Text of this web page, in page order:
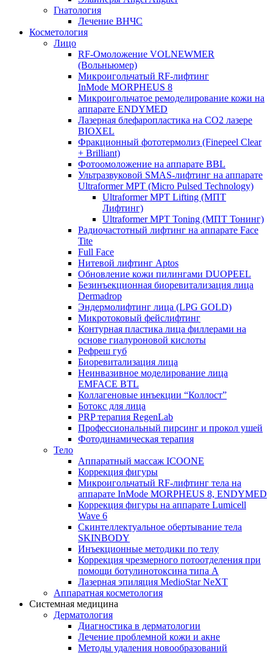
Гнатология
Лечение ВНЧС
Косметология
Лицо
RF-Омоложение VOLNEWMER
(Вольньюмер)
Микроигольчатый RF-лифтинг
InMode MORPHEUS 8
Микроигольчатое ремоделирование кожи на
аппарате ENDYMED
Лазерная блефаропластика на CO2 лазере
BIOXEL
Фракционный фототермолиз (Finepeel Clear
+ Brilliant)
Фотоомоложение на аппарате BBL
Ультразвуковой SMAS-лифтинг на аппарате
Ultraformer MPT (Micro Pulsed Technology)
Ultraformer MPT Lifting (МПТ
Лифтинг)
Ultraformer MPT Toning (МПТ Тонинг)
Радиочастотный лифтинг на аппарате Face
Tite
Full Face
Нитевой лифтинг Aptos
Обновление кожи пилингами DUOPEEL
Безинъекционная биоревитализация лица
Dermadrop
Эндермолифтинг лица (LPG GOLD)
Микротоковый фейслифтинг
Контурная пластика лица филлерами на
основе гиалуроновой кислоты
Рефреш губ
Биоревитализация лица
Неинвазивное моделирование лица
EMFACE BTL
Коллагеновые инъекции “Коллост”
Ботокс для лица
PRP терапия RegenLab
Профессиональный пирсинг и прокол ушей
Фотодинамическая терапия
Тело
Аппаратный массаж ICOONE
Коррекция фигуры
Микроигольчатый RF-лифтинг тела на
аппарате InMode MORPHEUS 8, ENDYMED
Коррекция фигуры на аппарате Lumicell
Wave 6
Скинтеллектуальное обертывание тела
SKINBODY
Инъекционные методики по телу
Коррекция чрезмерного потоотделения при
помощи ботулинотоксина типа А
Лазерная эпиляция MedioStar NeXT
Аппаратная косметология
Системная медицина
Дерматология
Диагностика в дерматологии
Лечение проблемной кожи и акне
Методы удаления новообразований